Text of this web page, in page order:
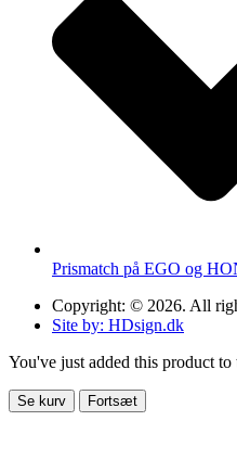
Prismatch på EGO og
Copyright: © 2026. All
Site by: HDsign.dk
You've just added this product to
Se kurv Fortsæt